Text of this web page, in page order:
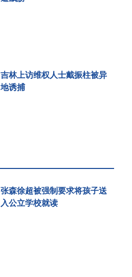
吉林上访维权人士戴振柱被异
地诱捕
张森徐超被强制要求将孩子送
入公立学校就读